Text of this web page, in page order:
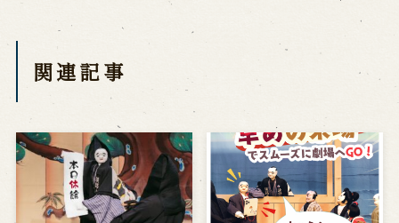
WEB予約
メールフォームから予約
求人情報
※株式会社うずのくに南あわじの求人情報ページへ移動します
関連記事